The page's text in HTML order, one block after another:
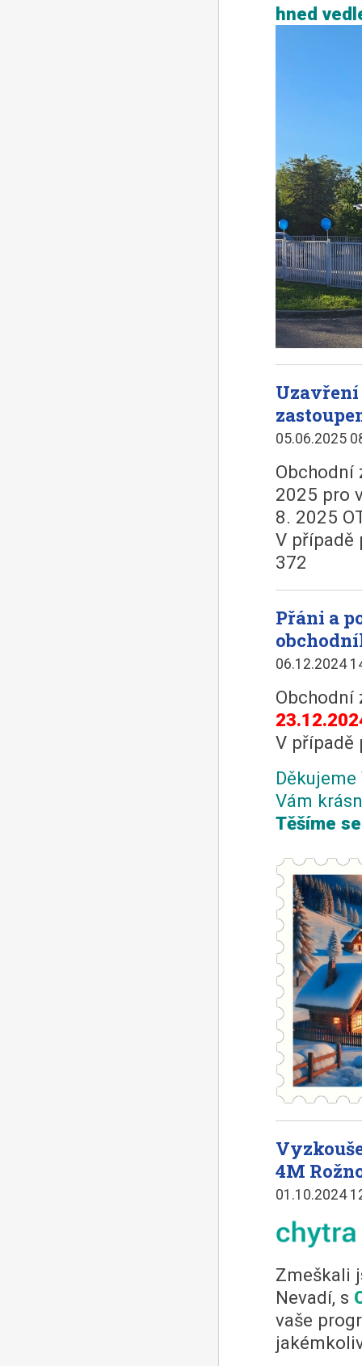
hned
Uzavření
05.06.2025
Obchodní
2025 pro
8. 2025
V případě
372
Přáni a
06.12.2024
Obchodní
V případě
Vám
Těšíme
4M
01.10.2024
Zmeškali
Nevadí, s
vaše